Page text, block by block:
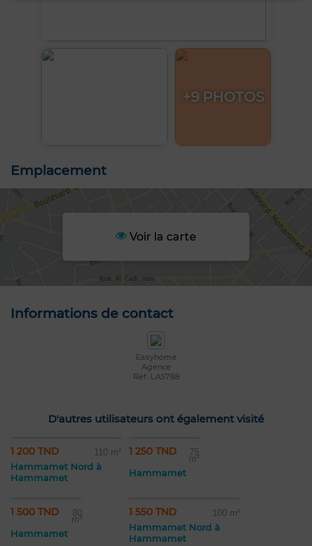
+9 PHOTOS
Emplacement
Voir la carte
Informations de contact
Easyhome
Agence
Réf: LA5788
D'autres utilisateurs ont également visité
1 200 TND 110 m²
Hammamet Nord à
Hammamet
1 250 TND 75
m²
Hammamet
1 500 TND 80
m²
Hammamet
1 550 TND 100 m²
Hammamet Nord à
Hammamet